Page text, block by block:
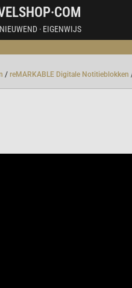
· EIGENWIJS
/ reMARKABLE Digitale Notitieblokken